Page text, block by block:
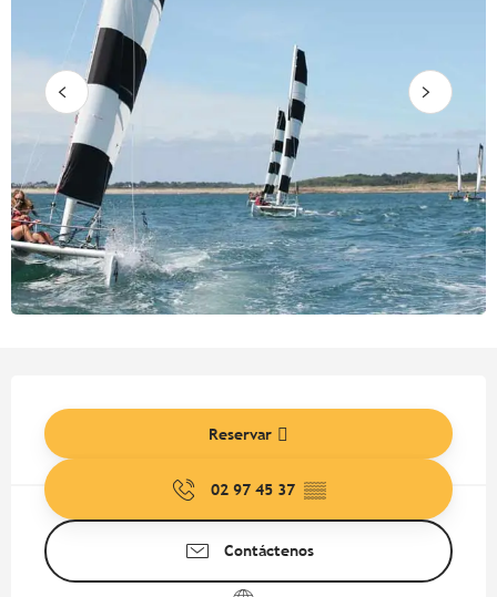
Reservar
02 97 45 37 ▒▒
Contáctenos